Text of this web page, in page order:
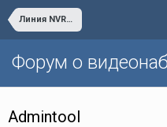
Линия NVR H.265
Форум о
Admintool